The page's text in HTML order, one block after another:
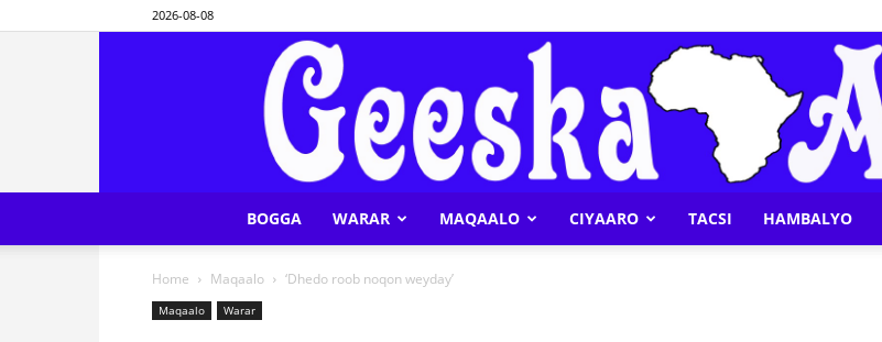
2026-08-08
BOGGA WARAR MAQAALO CIYAARO TACSI HAMBALYO
Home Maqaalo ‘Dhedo roob noqon weyday’
Maqaalo Warar